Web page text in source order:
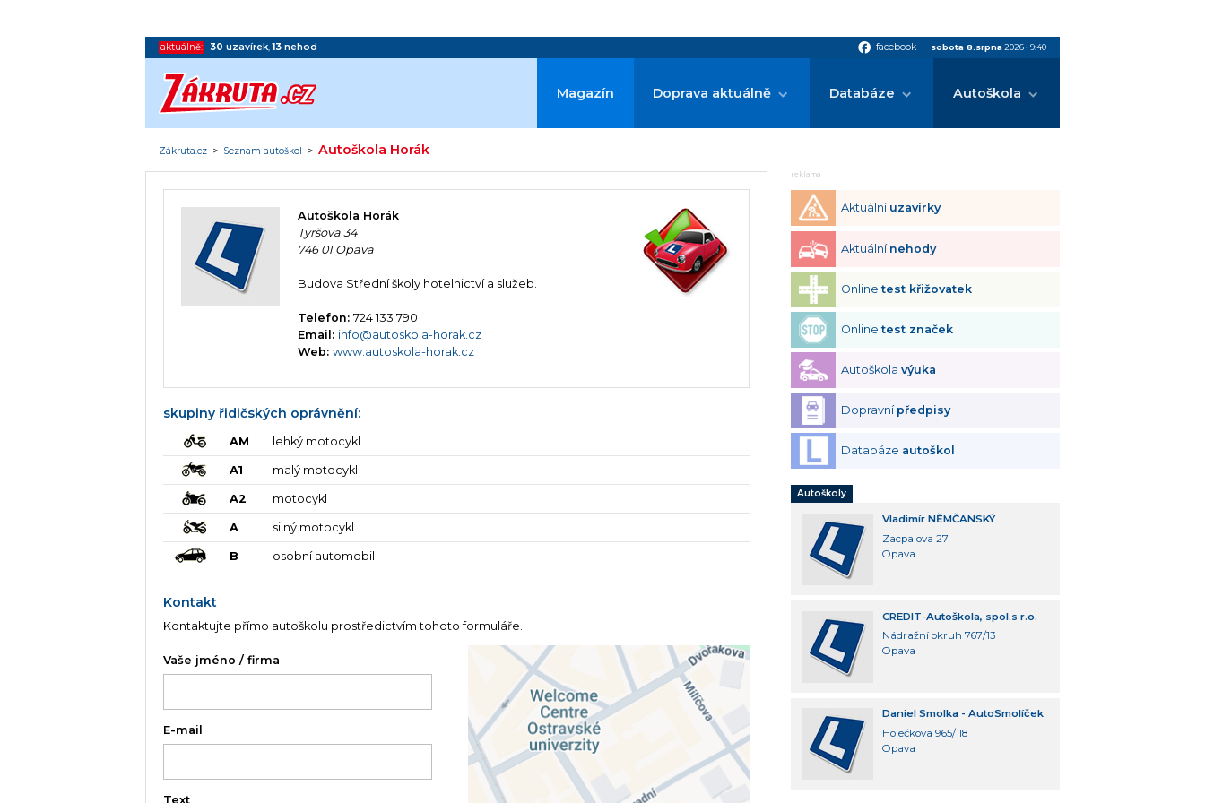
aktuálně: 30 uzavírek,13 nehod facebook facebook sobota 8.srpna 2026• 9:40
Magazín Doprava aktuálně Databáze Autoškola
Zákruta.cz > Seznam autoškol >Autoškola Horák
Autoškola Horák
Tyršova 34
746 01 Opava
Budova Střední školy hotelnictví a služeb.
Telefon:724 133 790
Email: info@autoskola-horak.cz
Web:www.autoskola-horak.cz
skupiny řidičských oprávnění:
AM lehký motocykl
A1 malý motocykl
A2 motocykl
A silný motocykl
B osobní automobil
Kontakt
Kontaktujte přímo autoškolu prostředictvím tohoto formuláře.
Vaše jméno / firma
E-mail
Text
reklama
Aktuální uzavírky
Aktuální nehody
Onlinetest křižovatek
Onlinetest značek
Autoškolavýuka
Dopravní předpisy
Databáze autoškol
Autoškoly
Vladimír NĚMČANSKÝ
Zacpalova 27
Opava
CREDIT-Autoškola, spol.s r.o.
Nádražní okruh 767/13
Opava
Daniel Smolka - AutoSmolíček
Holečkova 965/ 18
Opava